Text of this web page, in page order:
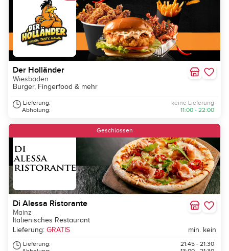
Der Holländer
Wiesbaden
Burger, Fingerfood & mehr
Lieferung:
Abholung:
keine Lieferung
11:00 - 22:00
Geschlossen
Di Alessa Ristorante
Mainz
Italienisches Restaurant
Lieferung: GRATIS min. kein
Lieferung:
21:45 - 21:30